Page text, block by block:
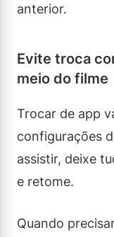
anterior.
Evite troca
meio do filme
Trocar de app
configurações
assistir, deixe
e retome.
Quando